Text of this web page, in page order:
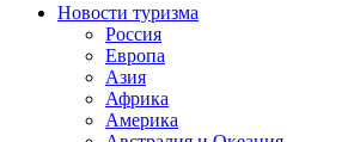
Новости туризма
Россия
Европа
Азия
Африка
Америка